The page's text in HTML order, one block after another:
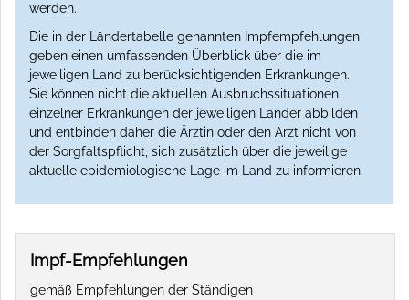
werden.
Die in der Ländertabelle genannten Impfempfehlungen
geben einen umfassenden Überblick über die im
jeweiligen Land zu berücksichtigenden Erkrankungen.
Sie können nicht die aktuellen Ausbruchssituationen
einzelner Erkrankungen der jeweiligen Länder abbilden
und entbinden daher die Ärztin oder den Arzt nicht von
der Sorgfaltspflicht, sich zusätzlich über die jeweilige
aktuelle epidemiologische Lage im Land zu informieren.
Impf-Empfehlungen
gemäß Empfehlungen der Ständigen